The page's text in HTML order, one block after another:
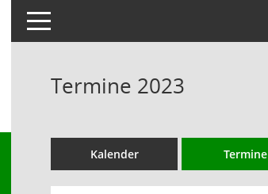
Toggle navigation
Termine 2023
Kalender Termine